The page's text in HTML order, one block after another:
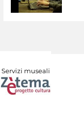
Servizi museali